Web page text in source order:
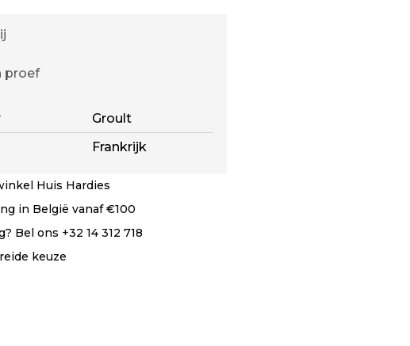
proef
Groult
Frankrijk
Huis Hardies
in België vanaf €100
Bel ons +32 14 312 718
keuze